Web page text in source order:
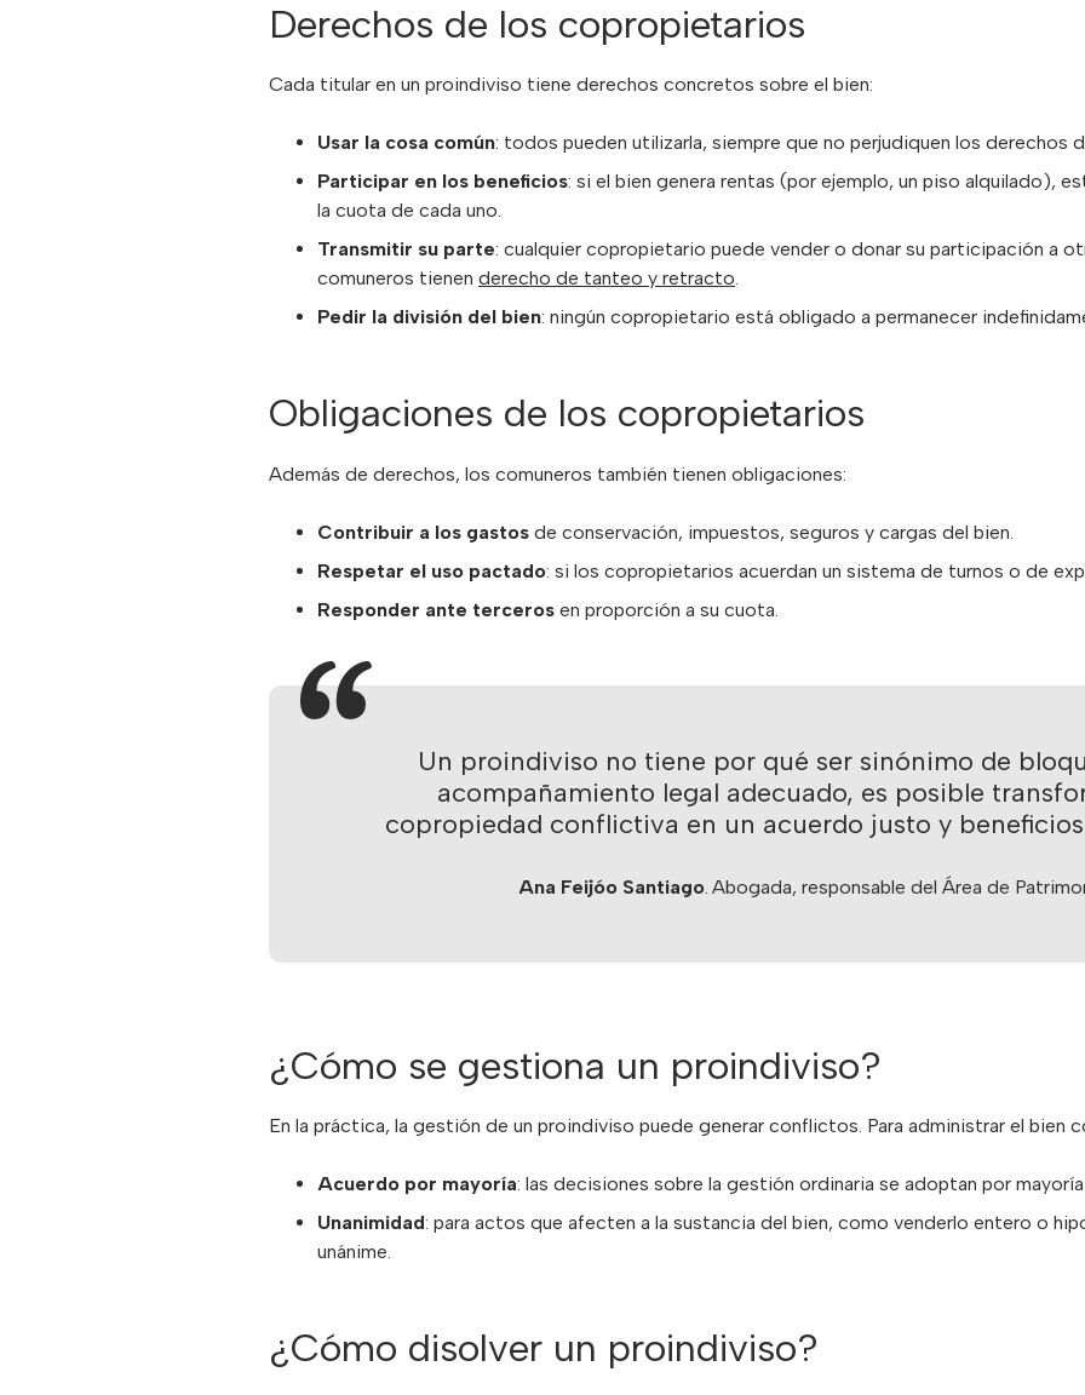
Derechos de los copropietarios
Cada titular en un proindiviso tiene derechos concretos sobre el bien:
Usar la cosa común: todos pueden utilizarla, siempre que no perjudiquen los derechos
Participar en los beneficios: si el bien genera rentas (por ejemplo, un piso alquilado),
la cuota de cada uno.
Transmitir su parte: cualquier copropietario puede vender o donar su participación a
comuneros tienen derecho de tanteo y retracto.
Pedir la división del bien: ningún copropietario está obligado a permanecer
Obligaciones de los copropietarios
Además de derechos, los comuneros también tienen obligaciones:
Contribuir a los gastos de conservación, impuestos, seguros y cargas del bien.
Respetar el uso pactado: si los copropietarios acuerdan un sistema de turnos o de
Responder ante terceros en proporción a su cuota.
Un proindiviso no tiene por qué ser sinónimo de
acompañamiento legal adecuado, es posible
copropiedad conflictiva en un acuerdo justo y
Ana Feijóo Santiago. Abogada, responsable del Área de
¿Cómo se gestiona un proindiviso?
En la práctica, la gestión de un proindiviso puede generar conflictos. Para administrar el bien
Acuerdo por mayoría: las decisiones sobre la gestión ordinaria se adoptan por
Unanimidad: para actos que afecten a la sustancia del bien, como venderlo entero o
unánime.
¿Cómo disolver un proindiviso?